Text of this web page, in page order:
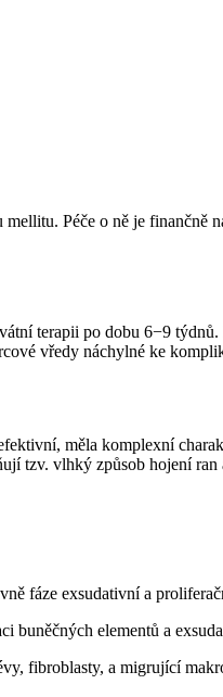
Péče o ně je
terapii po dobu 6−9
vředy náchylné ke
měla komplexní
tzv. vlhký způsob hojení
fáze exsudativní a
elementů a
fibroblasty, a migrující